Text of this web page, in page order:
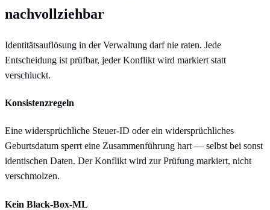
nachvollziehbar
Identitätsauflösung in der Verwaltung darf nie raten. Jede
Entscheidung ist prüfbar, jeder Konflikt wird markiert statt
verschluckt.
Konsistenzregeln
Eine widersprüchliche Steuer-ID oder ein widersprüchliches
Geburtsdatum sperrt eine Zusammenführung hart — selbst bei sonst
identischen Daten. Der Konflikt wird zur Prüfung markiert, nicht
verschmolzen.
Kein Black-Box-ML